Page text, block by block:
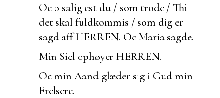
Oc o salig est du / som trode / Thi
det skal fuldkommis / som dig er
sagd aff HERREN. Oc Maria sagde.
Min Siel ophøyer HERREN.
Oc min Aand glæder sig i Gud min
Frelsere.